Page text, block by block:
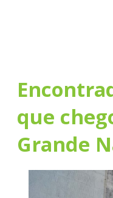
que
Grande